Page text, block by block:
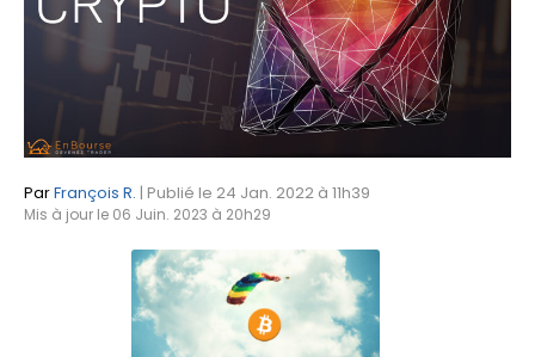
ParFrançois R. | Publié le 24 Jan. 2022 à 11h39
Mis à jour le 06 Juin. 2023 à 20h29